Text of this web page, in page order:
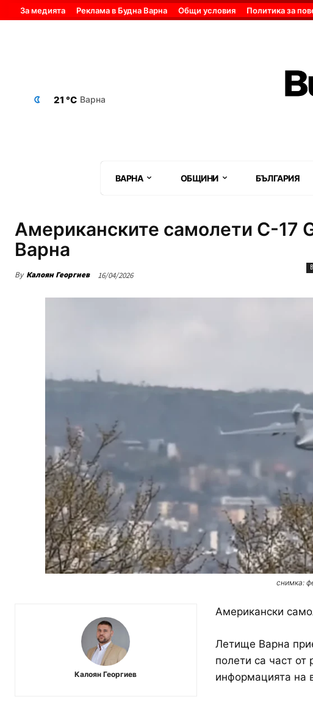
За медията Реклама в Будна Варна Общи условия Политика за
21 °C Варна
ВАРНА ОБЩИНИ БЪЛГАРИЯ
Американските самолети C-17
Варна
By Калоян Георгиев 16/04/2026
снимка:
Калоян Георгиев
Американски
Летище Варна
полети са част
информацията на